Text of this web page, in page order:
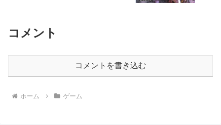
コメント
コメントを書き込む
ホーム ゲーム